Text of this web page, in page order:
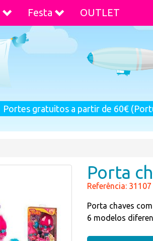
Festa OUTLET
Portes gratuitos a partir de 60€
Porta
Referência: 31107
Porta chaves
6 modelos